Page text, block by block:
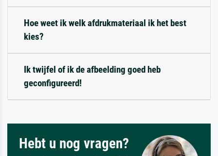
Hoe weet ik welk afdrukmateriaal ik het best
kies?
Ik twijfel of ik de afbeelding goed heb
geconfigureerd!
Hebt u nog vragen?